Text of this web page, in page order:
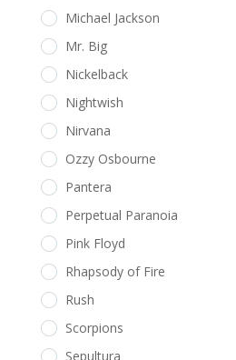
Michael Jackson
Mr. Big
Nickelback
Nightwish
Nirvana
Ozzy Osbourne
Pantera
Perpetual Paranoia
Pink Floyd
Rhapsody of Fire
Rush
Scorpions
Sepultura